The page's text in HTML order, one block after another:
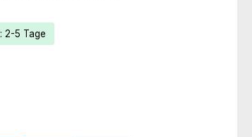
2-5 Tage
ist zurzeit nicht verfügbar.)